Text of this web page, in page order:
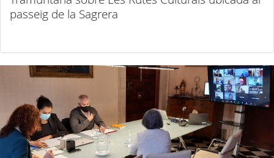
passeig de la Sagrera